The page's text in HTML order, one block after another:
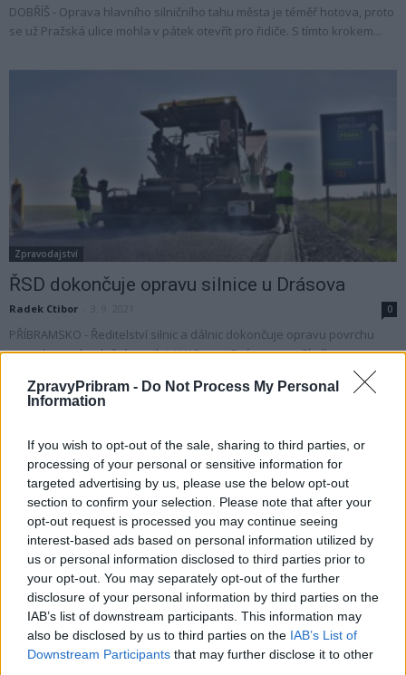
ZpravyPribram - Do Not Process My Personal
Information
If you wish to opt-out of the sale, sharing to third parties, or
processing of your personal or sensitive information for
targeted advertising by us, please use the below opt-out
section to confirm your selection. Please note that after your
opt-out request is processed you may continue seeing
interest-based ads based on personal information utilized by
us or personal information disclosed to third parties prior to
your opt-out. You may separately opt-out of the further
disclosure of your personal information by third parties on the
IAB’s list of downstream participants. This information may
also be disclosed by us to third parties on the IAB’s List of
Downstream Participants that may further disclose it to other
DOBŘÍŠ - Oprava hlavního silničního tahu města je téměř hotova, proto
se už Pražská ulice mohla v pátek otevřít pro řidiče. S tímto krokem...
Zpravodajství
ŘSD dokončuje opravu silnice u Drásova
Radek Ctibor 0
PŘÍBRAMSKO - Ředitelství silnic a dálnic dokončuje opravu povrchu
vozovky a odvodnění na silnici I/18 mezi Drásovem a Skalkou na
Zpravodajství
Oprava silnice u Chraštic skončí výrazně dřív,
než se předpokládalo